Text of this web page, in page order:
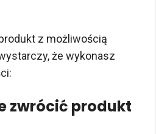
z możliwością
że wykonasz
zwrócić produkt